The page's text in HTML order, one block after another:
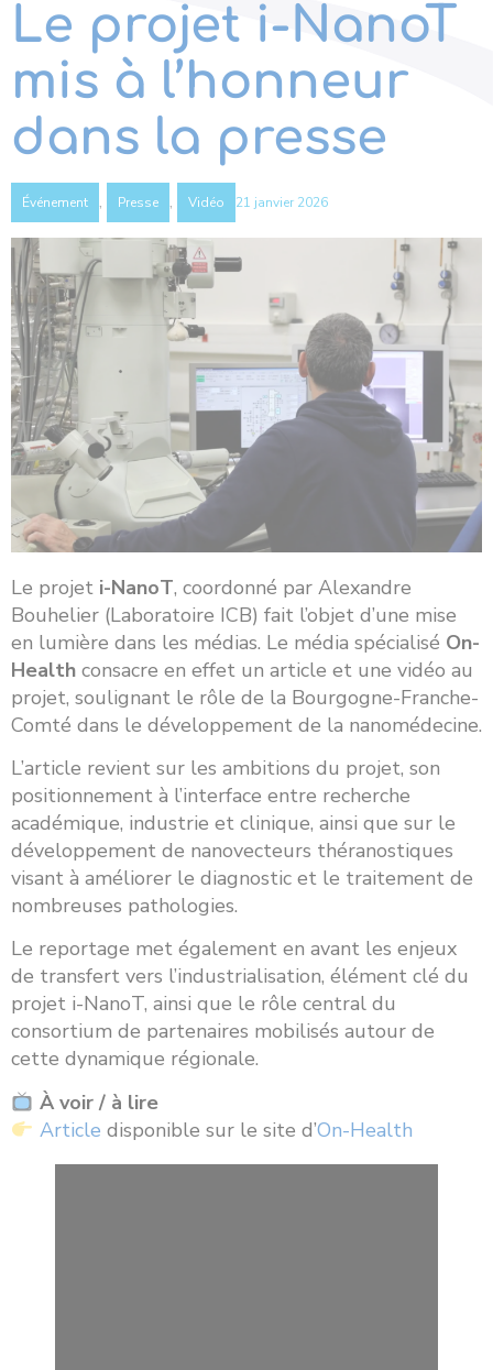
Le projet i-NanoT
mis à l’honneur
dans la presse
Événement , Presse , Vidéo 21 janvier 2026
Le projet i-NanoT, coordonné par Alexandre
Bouhelier (Laboratoire ICB) fait l’objet d’une mise
en lumière dans les médias. Le média spécialisé On-
Health consacre en effet un article et une vidéo au
projet, soulignant le rôle de la Bourgogne-Franche-
Comté dans le développement de la nanomédecine.
L’article revient sur les ambitions du projet, son
positionnement à l’interface entre recherche
académique, industrie et clinique, ainsi que sur le
développement de nanovecteurs théranostiques
visant à améliorer le diagnostic et le traitement de
nombreuses pathologies.
Le reportage met également en avant les enjeux
de transfert vers l’industrialisation, élément clé du
projet i-NanoT, ainsi que le rôle central du
consortium de partenaires mobilisés autour de
cette dynamique régionale.
À voir / à lire
Article disponible sur le site d’On-Health